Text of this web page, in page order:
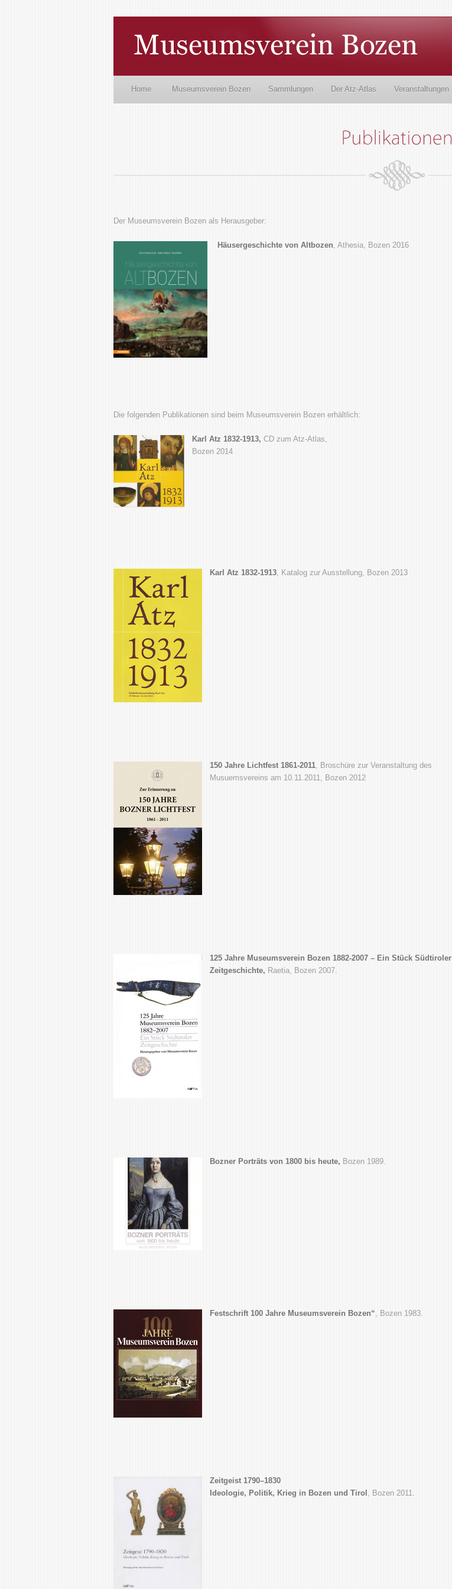
Home Museumsverein Bozen Sammlungen Der Atz-Atlas Veranstaltungen
Der Museumsverein Bozen als Herausgeber:
Häusergeschichte von Altbozen, Athesia, Bozen 2016
Die folgenden Publikationen sind beim Museumsverein Bozen erhältlich:
Karl Atz 1832-1913, CD zum Atz-Atlas,
Bozen 2014
Karl Atz 1832-1913, Katalog zur Ausstellung, Bozen 2013
150 Jahre Lichtfest 1861-2011, Broschüre zur Veranstaltung des
Musuemsvereins am 10.11.2011, Bozen 2012
125 Jahre Museumsverein Bozen 1882-2007 – Ein Stück Südtiroler
Zeitgeschichte, Raetia, Bozen 2007.
Bozner Porträts von 1800 bis heute, Bozen 1989.
Festschrift 100 Jahre Museumsverein Bozen“, Bozen 1983.
Zeitgeist 1790–1830
Ideologie, Politik, Krieg in Bozen und Tirol , Bozen 2011.